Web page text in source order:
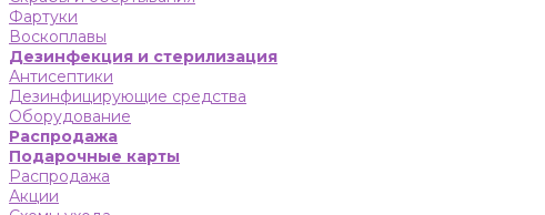
Фартуки
Воскоплавы
Дезинфекция и стерилизация
Антисептики
Дезинфицирующие средства
Оборудование
Распродажа
Подарочные карты
Распродажа
Акции